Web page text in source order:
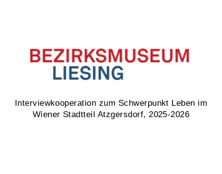
Interviewkooperation zum Schwerpunkt Leben im
Wiener Stadtteil Atzgersdorf, 2025-2026